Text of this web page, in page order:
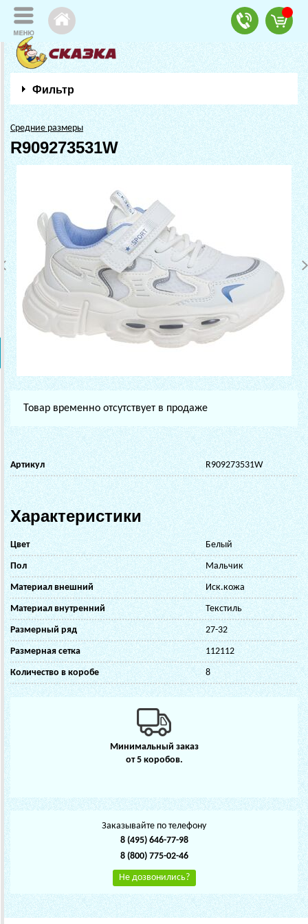
Фильтр
Средние размеры
R909273531W
Товар временно отсутствует в продаже
Артикул R909273531W
Характеристики
Цвет Белый
Пол Мальчик
Материал внешний Иск.кожа
Материал внутренний Текстиль
Размерный ряд 27-32
Размерная сетка 112112
Количество в коробе 8
Минимальный заказ
от 5 коробов.
Заказывайте по телефону
8 (495) 646-77-98
8 (800) 775-02-46
Не дозвонились?